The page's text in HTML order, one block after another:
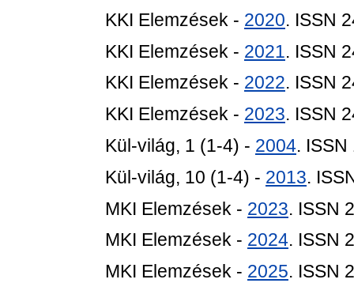
KKI Elemzések - 2020. ISSN
KKI Elemzések - 2021. ISSN
KKI Elemzések - 2022. ISSN
KKI Elemzések - 2023. ISSN
Kül-világ, 1 (1-4) - 2004.
Kül-világ, 10 (1-4) - 2013.
MKI Elemzések - 2023. ISSN
MKI Elemzések - 2024. ISSN
MKI Elemzések - 2025. ISSN